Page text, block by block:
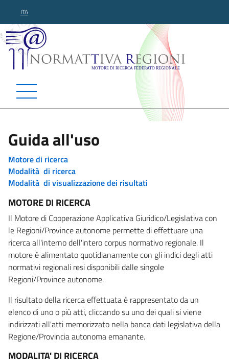
ITA
Normattiva Regioni -
Guida all'uso
Motore di ricerca
Modalità di ricerca
Modalità di visualizzazione dei risultati
MOTORE DI RICERCA
Il Motore di Cooperazione Applicativa Giuridico/Legislativa con
le Regioni/Province autonome permette di effettuare una
ricerca all'interno dell'intero corpus normativo regionale. Il
motore è alimentato quotidianamente con gli indici degli atti
normativi regionali resi disponibili dalle singole
Regioni/Province autonome.
Il risultato della ricerca effettuata è rappresentato da un
elenco di uno o più atti, cliccando su uno dei quali si viene
indirizzati all'atti memorizzato nella banca dati legislativa della
Regione/Provincia autonoma emanante.
MODALITA' DI RICERCA